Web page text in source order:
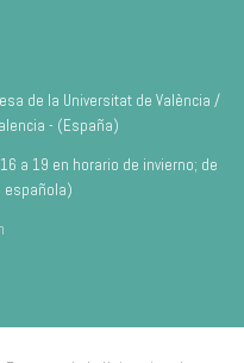
de la Universitat de València /
- (España)
a 19 en horario de invierno; de
española)